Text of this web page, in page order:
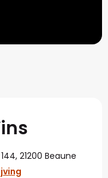
21200 Beaune